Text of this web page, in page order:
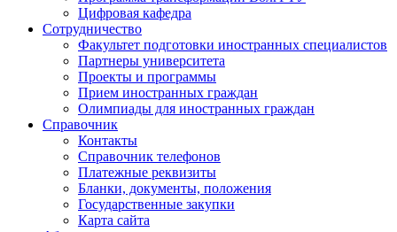
Цифровая кафедра
Сотрудничество
Факультет подготовки иностранных специалистов
Партнеры университета
Проекты и программы
Прием иностранных граждан
Олимпиады для иностранных граждан
Справочник
Контакты
Справочник телефонов
Платежные реквизиты
Бланки, документы, положения
Государственные закупки
Карта сайта